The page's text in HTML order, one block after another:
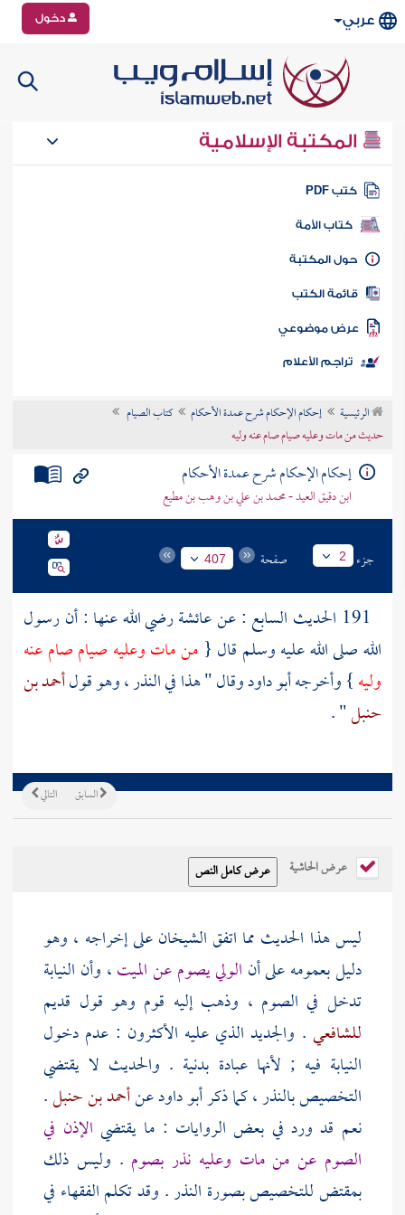
عربي دخول
المكتبة الإسلامية
كتب PDF
كتاب الأمة
المكتبة
الكتب
موضوعي
تراجم الأعلام
الرئيسية إحكام الإحكام شرح عمدة الأحكام
كتاب الصيام
حديث من مات وعليه صيام صام عنه وليه
إحكام الإحكام شرح عمدة الأحكام
ابن دقيق العيد - محمد بن علي بن وهب بن مطيع
جزء 2 صفحة 407
عائشةرضي الله عنها : أن رسول
الله صلى الله عليه وسلم قال {من مات وعليه صيام صام عنه
وليه} وأخرجهأبو داودوقال " هذا في النذر ، وهو قولأحمد بن
حنبل" .
التالي السابق
عرض الحاشية
ليس هذا الحديث مما اتفق الشيخان على إخراجه ، وهو
دليل بعمومه على أن الولي يصوم عن الميت، وأن النيابة
تدخل في الصوم ، وذهب إليه قوم وهو قول قديم
للشافعي . والجديد الذي عليه الأكثرون : عدم دخول
النيابة فيه ; لأنها عبادة بدنية . والحديث لا يقتضي
التخصيص بالنذر ، كما ذكرأبو داودعنأحمد بن حنبل.
نعم قد ورد في بعض الروايات : ما يقتضي الإذن في
الصوم عن من مات وعليه نذر بصوم . وليس ذلك
بمقتض للتخصيص بصورة النذر . وقد تكلم الفقهاء في